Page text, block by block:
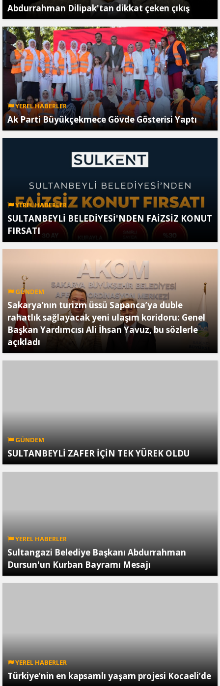
Abdurrahman Dilipak'tan dikkat çeken çıkış
YEREL HABERLER
Ak Parti Büyükçekmece Gövde Gösterisi Yaptı
YEREL HABERLER
SULTANBEYLİ BELEDİYESİ'NDEN FAİZSİZ KONUT
FIRSATI
GÜNDEM
Sakarya’nın turizm üssü Sapanca’ya duble
rahatlık sağlayacak yeni ulaşım koridoru: Genel
Başkan Yardımcısı Ali İhsan Yavuz, bu sözlerle
açıkladı
GÜNDEM
SULTANBEYLİ ZAFER İÇİN TEK YÜREK OLDU
YEREL HABERLER
Sultangazi Belediye Başkanı Abdurrahman
Dursun'un Kurban Bayramı Mesajı
YEREL HABERLER
Türkiye’nin en kapsamlı yaşam projesi Kocaeli’de